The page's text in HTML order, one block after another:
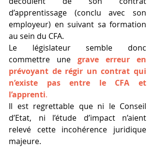
d’apprentissage (conclu avec son
employeur) en suivant sa formation
au sein du CFA.
Le législateur semble donc
commettre une grave erreur en
prévoyant de régir un contrat qui
n’existe pas entre le CFA et
l’apprenti.
Il est regrettable que ni le Conseil
d’Etat, ni l’étude d’impact n’aient
relevé cette incohérence juridique
majeure.